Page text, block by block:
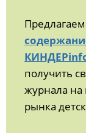
получить
журнала на
рынка